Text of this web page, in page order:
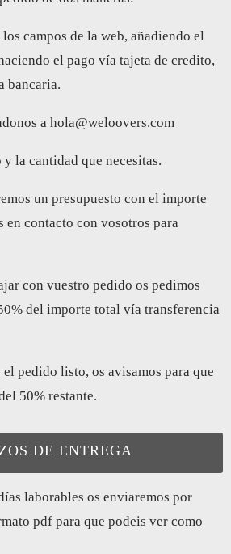
campos de la web, añadiendo el
el pago vía tajeta de credito,
bancaria.
a hola@weloovers.com
la cantidad que necesitas.
un presupuesto con el importe
en contacto con vosotros para
con vuestro pedido os pedimos
del importe total vía transferencia
pedido listo, os avisamos para que
50% restante.
DE ENTREGA
laborables os enviaremos por
pdf para que podeis ver como